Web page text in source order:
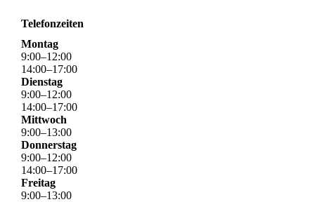
Telefonzeiten
Montag
9:00–12:00
14:00–17:00
Dienstag
9:00–12:00
14:00–17:00
Mittwoch
9:00–13:00
Donnerstag
9:00–12:00
14:00–17:00
Freitag
9:00–13:00